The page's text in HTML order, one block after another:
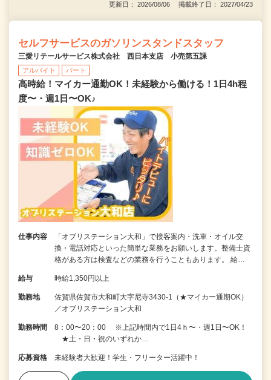
更新日： 2026/08/06 掲載終了日： 2027/04/23
セルフサービスのガソリンスタンドスタッフ
三愛リテールサービス株式会社 西日本支店 小売第五課
アルバイト パート
高時給！マイカー通勤OK！未経験から働ける！1日4h程
度〜・週1日〜OK♪
仕事内容
「オブリステーション大和」で接客案内・洗車・オイル交
換・電話対応といった簡単な業務をお願いします。整備士資
格がある方は検査などの業務を行うこともあります。 給…
給与 時給1,350円以上
勤務地
佐賀県佐賀市大和町大字尼寺3430-1（★マイカー通期OK）
／オブリステーション大和
勤務時間
8：00〜20：00 ※上記時間内で1日4ｈ〜・週1日〜OK！
★土・日・祝のいずれか…
応募資格 未経験者大歓迎！学生・フリーター活躍中！